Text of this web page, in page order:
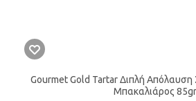
Gourmet Gold Tartar Διπλή
Μπακαλιάρος 85gr